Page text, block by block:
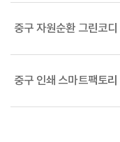
중구 자원순환 그린코
중구 인쇄 스마트팩토